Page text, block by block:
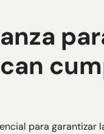
para garantizar